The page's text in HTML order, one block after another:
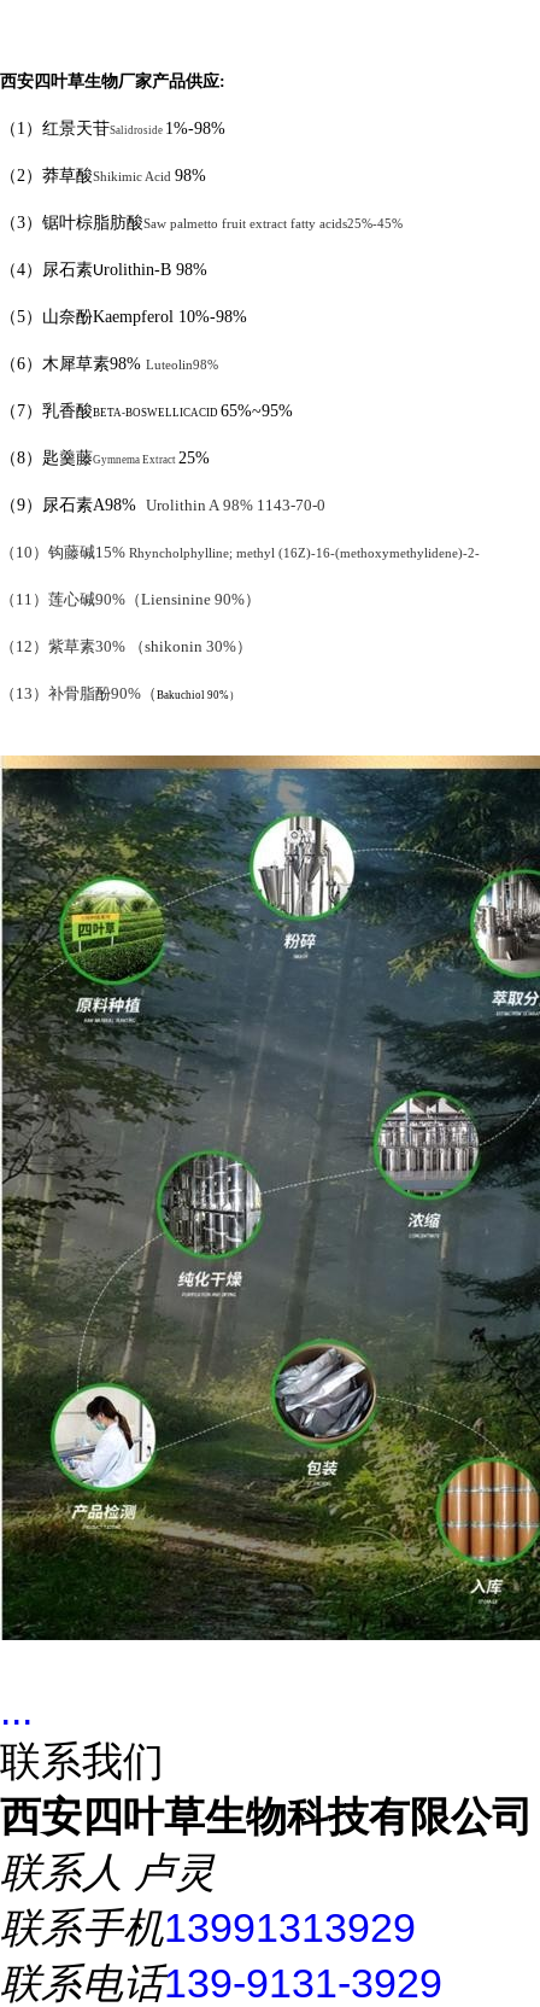
西安四叶草生物厂家产品供应:
（ 1 ）红景天苷Salidroside 1%-98%
（2）莽草酸Shikimic Acid 98%
（3） 锯叶棕脂肪酸Saw palmetto fruit extract fatty acids25%-45%
（4） 尿石素Urolithin-B 98%
（5） 山奈酚Kaempferol 10%-98%
（6） 木犀草素98% Luteolin98%
（ 7）乳香酸BETA-BOSWELLICACID 65%~95%
（8）匙羹藤Gymnema Extract 25%
（9）尿石素A98% Urolithin A 98% 1143-70-0
（ 10 ）钩藤碱15% Rhyncholphylline; methyl (16Z)-16-(methoxymethylidene)-2-
（ 11 ）莲心碱90% （Liensinine 90%）
（ 12 ）紫草素30% （shikonin 30%）
（ 13 ）补骨脂酚90% （ Bakuchiol 90%）
...
联系我们
西安四叶草生物科技有限公司
联系人 卢灵
联系手机13991313929
联系电话139-9131-3929